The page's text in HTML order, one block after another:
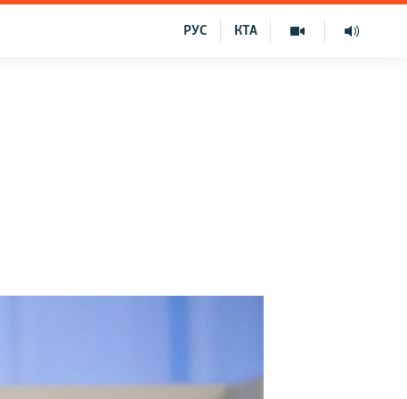
КТА
РУС